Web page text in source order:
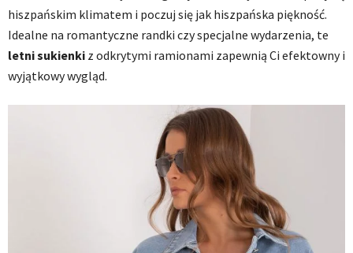
hiszpańskim klimatem i poczuj się jak hiszpańska piękność.
Idealne na romantyczne randki czy specjalne wydarzenia, te
letni sukienki z odkrytymi ramionami zapewnią Ci efektowny i
wyjątkowy wygląd.